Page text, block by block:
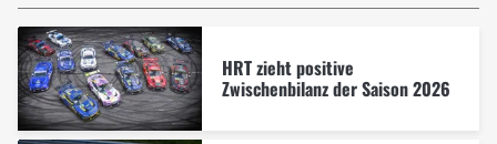
HRT zieht positive
Zwischenbilanz der Saison 2026